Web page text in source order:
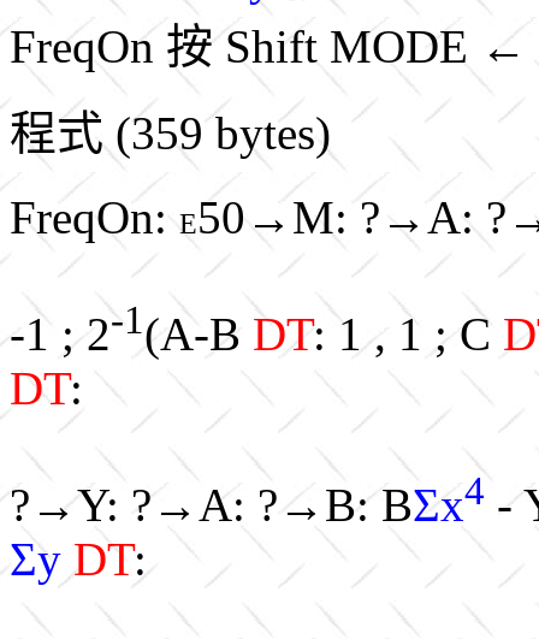
FreqOn 按 Shift MODE
程式 (359 bytes)
FreqOn: E50→M: ?→A:
-1 ; 2-1(A-B DT: 1 , 1 ; C
DT:
?→Y: ?→A: ?→B: BΣx4 -
Σy DT: